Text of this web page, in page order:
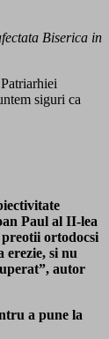
Biserica in
siguri ca
Paul al II-lea
ortodocsi
erezie, si nu
autor
a pune la